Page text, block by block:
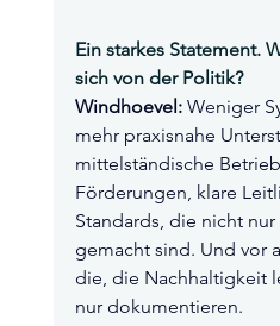
Ein starkes Statement.
sich von der Politik?
Windhoevel: Weniger
mehr praxisnahe
mittelständische
Förderungen, klare
Standards, die nicht
gemacht sind. Und vor
die, die Nachhaltigkeit
nur dokumentieren.